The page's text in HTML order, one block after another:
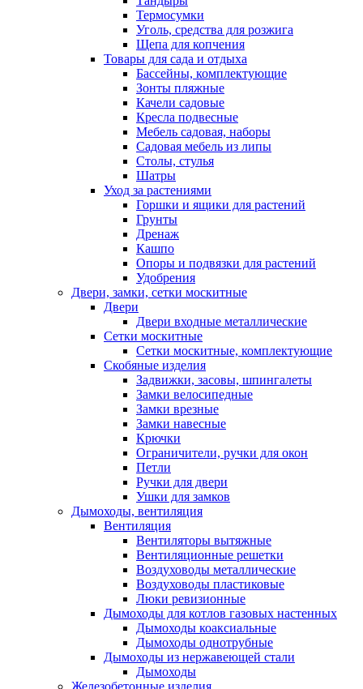
Термосумки
Уголь, средства для розжига
Щепа для копчения
Товары для сада и отдыха
Бассейны, комплектующие
Зонты пляжные
Качели садовые
Кресла подвесные
Мебель садовая, наборы
Садовая мебель из липы
Столы, стулья
Шатры
Уход за растениями
Горшки и ящики для растений
Грунты
Дренаж
Кашпо
Опоры и подвязки для растений
Удобрения
Двери, замки, сетки москитные
Двери
Двери входные металлические
Сетки москитные
Сетки москитные, комплектующие
Скобяные изделия
Задвижки, засовы, шпингалеты
Замки велосипедные
Замки врезные
Замки навесные
Крючки
Ограничители, ручки для окон
Петли
Ручки для двери
Ушки для замков
Дымоходы, вентиляция
Вентиляция
Вентиляторы вытяжные
Вентиляционные решетки
Воздуховоды металлические
Воздуховоды пластиковые
Люки ревизионные
Дымоходы для котлов газовых настенных
Дымоходы коаксиальные
Дымоходы однотрубные
Дымоходы из нержавеющей стали
Дымоходы
Железобетонные изделия